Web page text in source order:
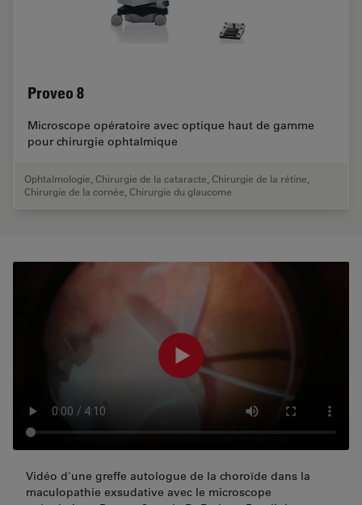
Proveo 8
Microscope opératoire avec optique haut de gamme
pour chirurgie ophtalmique
Ophtalmologie, Chirurgie de la cataracte, Chirurgie de la rétine,
Chirurgie de la cornée, Chirurgie du glaucome
Vidéo d'une greffe autologue de la choroïde dans la
maculopathie exsudative avec le microscope